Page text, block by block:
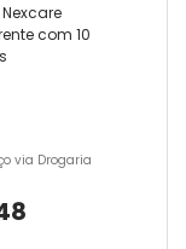
com 10
via Drogaria